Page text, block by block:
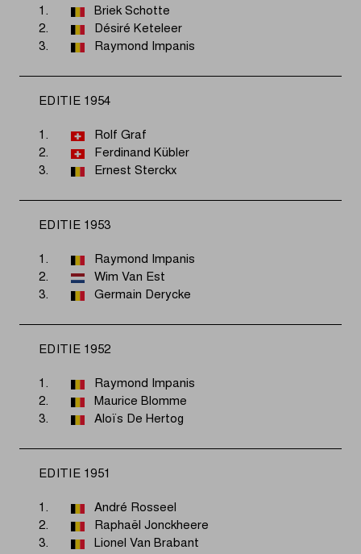
1.
Briek Schotte
2.
Désiré Keteleer
3.
Raymond Impanis
EDITIE 1954
1.
Rolf Graf
2.
Ferdinand Kübler
3.
Ernest Sterckx
EDITIE 1953
1.
Raymond Impanis
2.
Wim Van Est
3.
Germain Derycke
EDITIE 1952
1.
Raymond Impanis
2.
Maurice Blomme
3.
Aloïs De Hertog
EDITIE 1951
1.
André Rosseel
2.
Raphaël Jonckheere
3.
Lionel Van Brabant